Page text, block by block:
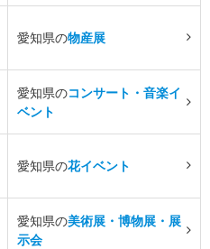
愛知県の物産展
愛知県のコンサート・音楽イ
ベント
愛知県の花イベント
愛知県の美術展・博物展・展
示会